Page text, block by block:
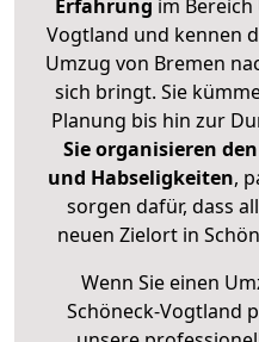
Erfahrung im
Vogtland und kennen
Umzug von Bremen
sich bringt. Sie
Planung bis hin zur
Sie organisieren
und Habseligkeiten,
sorgen dafür, dass
neuen Zielort in
Wenn Sie einen
Schöneck-Vogtland